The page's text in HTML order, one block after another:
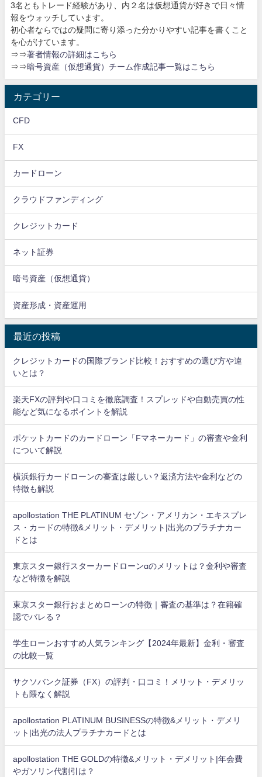
3名ともトレード経験があり、内２名は仮想通貨が好きで日々情
報をウォッチしています。
初心者ならではの疑問に寄り添った分かりやすい記事を書くこと
を心がけています。
⇒⇒著者情報の詳細はこちら
⇒⇒暗号資産（仮想通貨）チーム作成記事一覧はこちら
カテゴリー
CFD
FX
カードローン
クラウドファンディング
クレジットカード
ネット証券
暗号資産（仮想通貨）
資産形成・資産運用
最近の投稿
クレジットカードの国際ブランド比較！おすすめの選び方や違
いとは？
楽天FXの評判や口コミを徹底調査！スプレッドや自動売買の性
能など気になるポイントを解説
ポケットカードのカードローン「Fマネーカード」の審査や金利
について解説
横浜銀行カードローンの審査は厳しい？返済方法や金利などの
特徴も解説
apollostation THE PLATINUM セゾン・アメリカン・エキスプレ
ス・カードの特徴&メリット・デメリット|出光のプラチナカー
ドとは
東京スター銀行スターカードローンαのメリットは？金利や審査
など特徴を解説
東京スター銀行おまとめローンの特徴｜審査の基準は？在籍確
認でバレる？
学生ローンおすすめ人気ランキング【2024年最新】金利・審査
の比較一覧
サクソバンク証券（FX）の評判・口コミ！メリット・デメリッ
トも隈なく解説
apollostation PLATINUM BUSINESSの特徴&メリット・デメリ
ット|出光の法人プラチナカードとは
apollostation THE GOLDの特徴&メリット・デメリット|年会費
やガソリン代割引は？